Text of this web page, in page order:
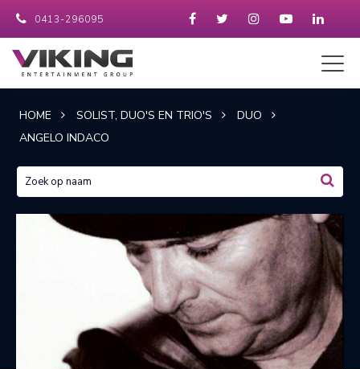
0413-296095
HOME SOLIST, DUO'S EN TRIO'S
DUO
ANGELO INDACO